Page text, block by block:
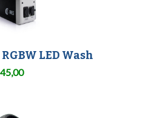
LED Wash
45,00